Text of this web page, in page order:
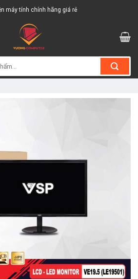
máy tính chính hãng giá rẻ